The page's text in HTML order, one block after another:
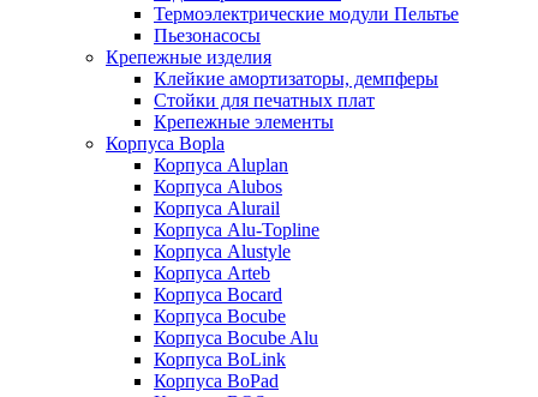
Термоэлектрические модули Пельтье
Пьезонасосы
Крепежные изделия
Клейкие амортизаторы, демпферы
Стойки для печатных плат
Крепежные элементы
Корпуса Bopla
Корпуса Aluplan
Корпуса Alubos
Корпуса Alurail
Корпуса Alu-Topline
Корпуса Alustyle
Корпуса Arteb
Корпуса Bocard
Корпуса Bocube
Корпуса Bocube Alu
Корпуса BoLink
Корпуса BoPad